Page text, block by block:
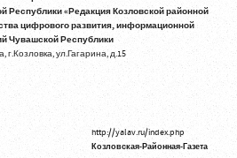
Республики «Редакция Козловской районной
цифрового развития, информационной
Чувашской Республики
г.Козловка, ул.Гагарина, д.15
http://yalav.ru/index.php
Козловская-Районная-Газета